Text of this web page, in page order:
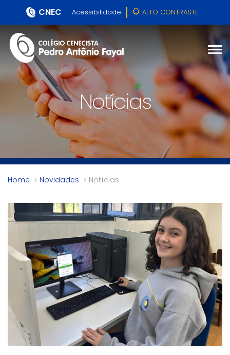
CNEC Acessibilidade ALTO CONTRASTE
Notícias
Home Novidades Notícias